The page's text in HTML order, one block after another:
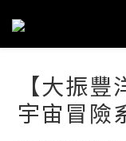
【大振
宇宙冒險